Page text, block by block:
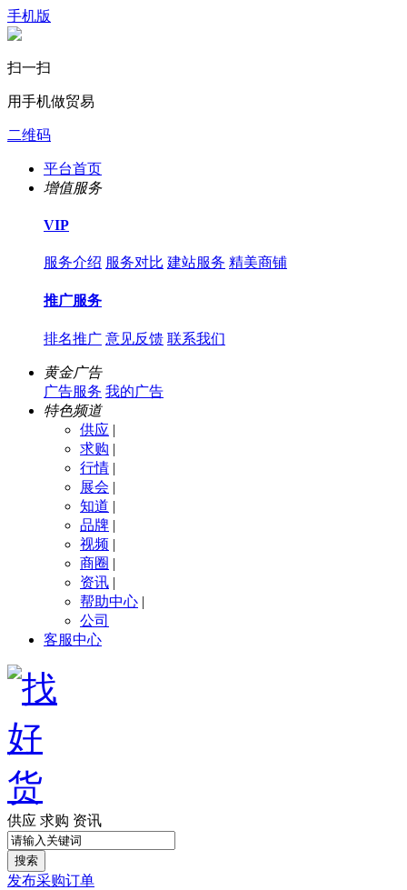
手机版
扫一扫
用手机做贸易
二维码
平台首页
增值服务
VIP
服务介绍 服务对比 建站服务 精美商铺
推广服务
排名推广 意见反馈 联系我们
黄金广告
广告服务 我的广告
特色频道
供应 |
求购 |
行情 |
展会 |
知道 |
品牌 |
视频 |
商圈 |
资讯 |
帮助中心 |
公司
客服中心
供应 求购 资讯
搜索
发布采购订单